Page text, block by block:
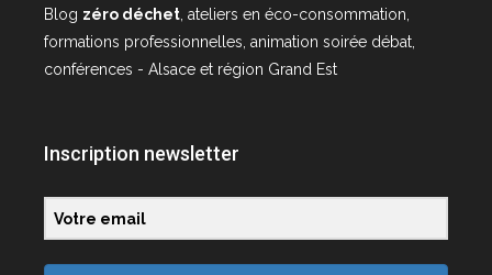
Blog zéro déchet, ateliers en éco-consommation,
formations professionnelles, animation soirée débat,
conférences - Alsace et région Grand Est
Inscription newsletter